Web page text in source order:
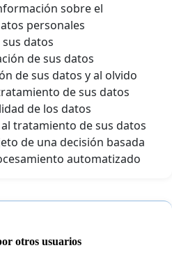
sobre el
personales
datos
de sus datos
de sus datos y al olvido
de sus datos
de los datos
tratamiento de sus datos
de una decisión basada
automatizado
otros usuarios